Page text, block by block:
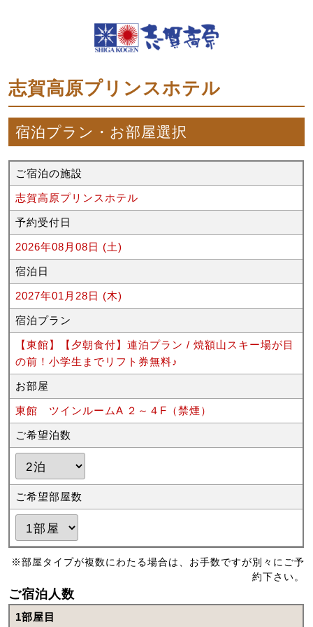
志賀高原プリンスホテル
宿泊プラン・お部屋選択
ご宿泊の施設
志賀高原プリンスホテル
予約受付日
2026年08月08日 (土)
宿泊日
2027年01月28日 (木)
宿泊プラン
【東館】【夕朝食付】連泊プラン / 焼額山スキー場が目
の前！小学生までリフト券無料♪
お部屋
東館 ツインルームA ２～４F（禁煙）
ご希望泊数
ご希望部屋数
※部屋タイプが複数にわたる場合は、お手数ですが別々にご予
約下さい。
ご宿泊人数
1部屋目